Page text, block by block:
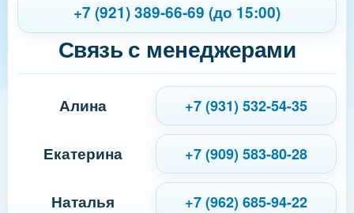
+7 (921) 389-66-69 (до 15:00)
Связь с менеджерами
Алина +7 (931) 532-54-35
Екатерина +7 (909) 583-80-28
Наталья +7 (962) 685-94-22